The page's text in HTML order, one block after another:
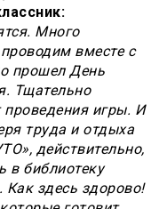
Много
вместе с
прошел День
Тщательно
игры. И
труда и отдыха
действительно,
в библиотеку
здесь здорово!